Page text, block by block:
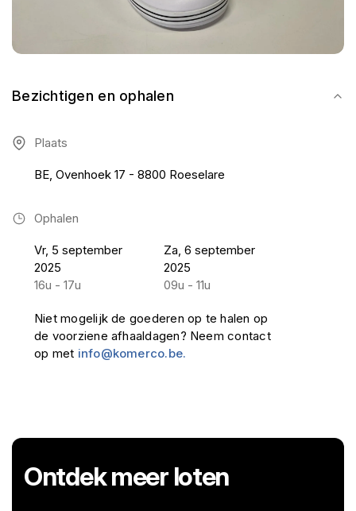
Bezichtigen en ophalen
Plaats
BE, Ovenhoek 17 - 8800 Roeselare
Ophalen
Vr, 5 september
2025
16u - 17u
Za, 6 september
2025
09u - 11u
Niet mogelijk de goederen op te halen op
de voorziene afhaaldagen? Neem contact
op met info@komerco.be.
Ontdek meer loten